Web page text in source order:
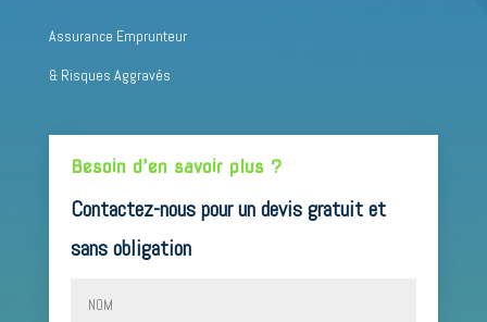
Assurance Emprunteur
& Risques Aggravés
Besoin d’en savoir plus ?
Contactez-nous pour un devis gratuit et
sans obligation